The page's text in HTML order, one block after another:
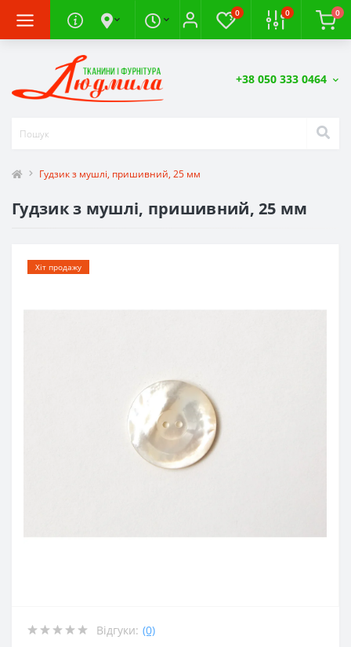
0 0 0
+38 050 333 0464
Гудзик з мушлі, пришивний, 25 мм
Гудзик з мушлі, пришивний, 25 мм
Хіт продажу
Відгуки: (0)